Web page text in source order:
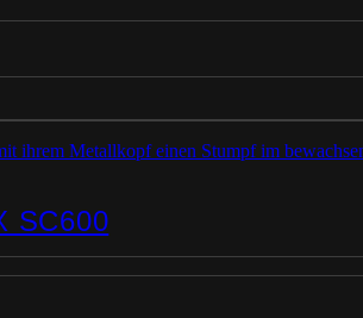
SC600